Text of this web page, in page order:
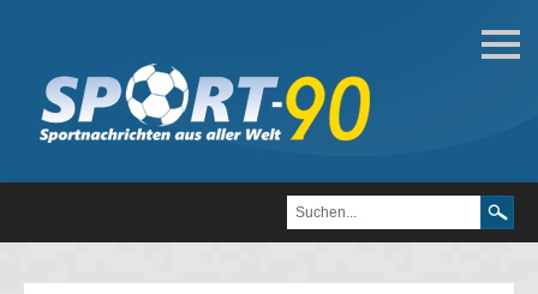
Deutsche
Transfergerüchte
FC